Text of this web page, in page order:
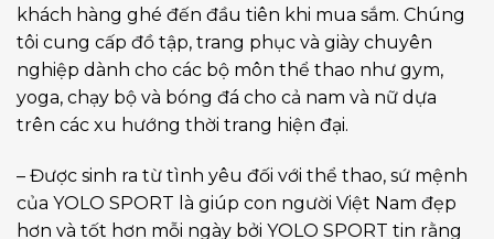
khách hàng ghé đến đầu tiên khi mua sắm. Chúng
tôi cung cấp đồ tập, trang phục và giày chuyên
nghiệp dành cho các bộ môn thể thao như gym,
yoga, chạy bộ và bóng đá cho cả nam và nữ dựa
trên các xu hướng thời trang hiện đại.
– Được sinh ra từ tình yêu đối với thể thao, sứ mệnh
của YOLO SPORT là giúp con người Việt Nam đẹp
hơn và tốt hơn mỗi ngày bởi YOLO SPORT tin rằng